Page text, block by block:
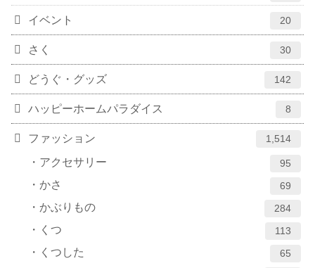
イベント 20
さく 30
どうぐ・グッズ 142
ハッピーホームパラダイス 8
ファッション 1,514
アクセサリー 95
かさ 69
かぶりもの 284
くつ 113
くつした 65